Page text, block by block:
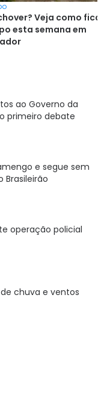
Veja como fica
esta semana em
ao Governo da
primeiro debate
e segue sem
Brasileirão
operação policial
chuva e ventos